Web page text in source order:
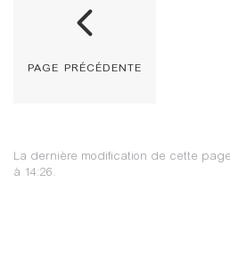
page précédente
La dernière modification de cette
à 14:26.